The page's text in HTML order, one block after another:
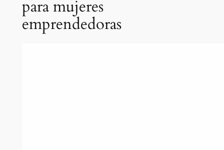
para mujeres
emprendedoras